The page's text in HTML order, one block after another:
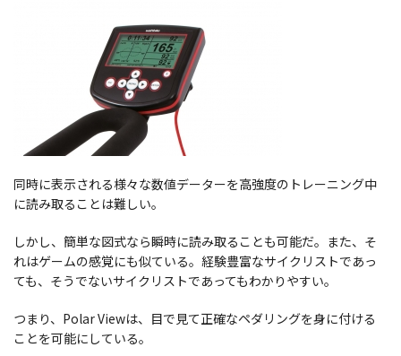
同時に表示される様々な数値データーを高強度のトレーニング中
に読み取ることは難しい。
しかし、簡単な図式なら瞬時に読み取ることも可能だ。また、そ
れはゲームの感覚にも似ている。経験豊富なサイクリストであっ
ても、そうでないサイクリストであってもわかりやすい。
つまり、Polar Viewは、目で見て正確なペダリングを身に付ける
ことを可能にしている。